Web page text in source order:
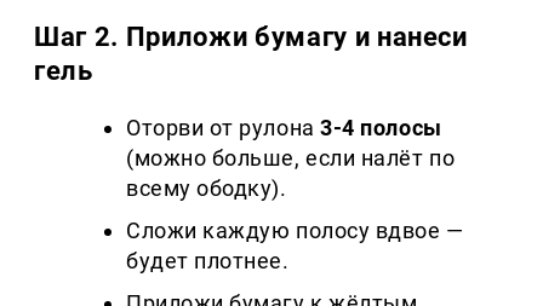
Шаг 2. Приложи бумагу и нанеси
гель
Оторви от рулона3-4 полосы
(можно больше, если налёт по
всему ободку).
Сложи каждую полосу вдвое —
будет плотнее.